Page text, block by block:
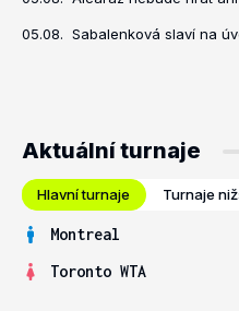
05.08. Sabalenková slaví na
Aktuální turnaje
Hlavní turnaje Turnaje
Montreal
Toronto WTA